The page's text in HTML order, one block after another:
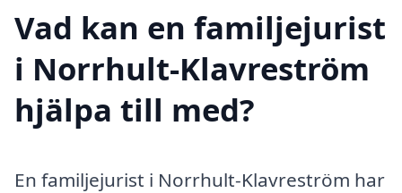
Vad kan en familjejurist
i Norrhult-Klavreström
hjälpa till med?
En familjejurist i Norrhult-Klavreström har